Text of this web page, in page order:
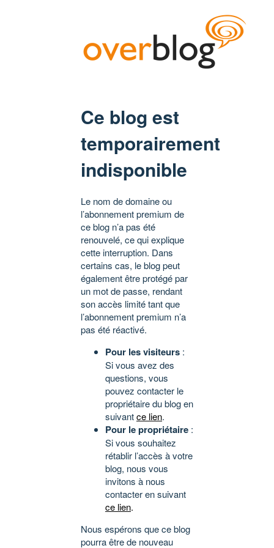
Ce blog est
temporairement
indisponible
Le nom de domaine ou
l’abonnement premium de
ce blog n’a pas été
renouvelé, ce qui explique
cette interruption. Dans
certains cas, le blog peut
également être protégé par
un mot de passe, rendant
son accès limité tant que
l’abonnement premium n’a
pas été réactivé.
Pour les visiteurs :
Si vous avez des
questions, vous
pouvez contacter le
propriétaire du blog en
suivantce lien.
Pour le propriétaire :
Si vous souhaitez
rétablir l’accès à votre
blog, nous vous
invitons à nous
contacter en suivant
ce lien.
Nous espérons que ce blog
pourra être de nouveau